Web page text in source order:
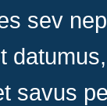
sev
savus